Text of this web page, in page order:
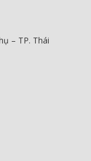
– TP. Thái